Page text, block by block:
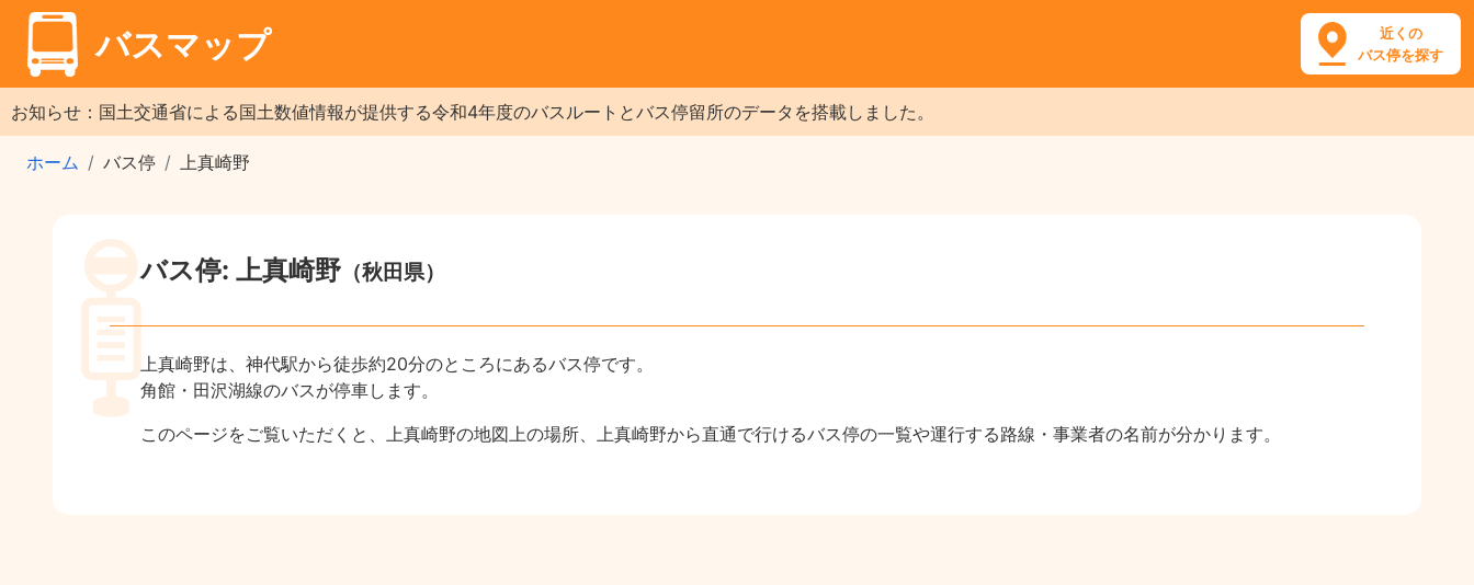
バスマップ
近くの
バス停を探す
お知らせ：国土交通省による国土数値情報が提供する令和4年度のバスルートとバス停留所のデータを搭載しました。
ホーム バス停 上真崎野
バス停: 上真崎野 （秋田県）
上真崎野は、神代駅から徒歩約20分のところにあるバス停です。
角館・田沢湖線のバスが停車します。
このページをご覧いただくと、上真崎野の地図上の場所、上真崎野から直通で行けるバス停の一覧や運行する路線・事業者の名前が分かります。